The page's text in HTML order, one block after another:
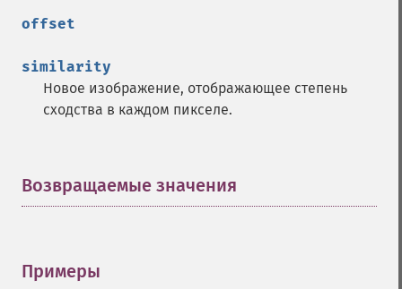
offset
similarity
Новое изображение, отображающее степень
сходства в каждом пикселе.
Возвращаемые значения
Примеры
getImageGamma
getImageGravity
getImageGreenPrimary
getImageHeight
getImageIterations
getImageLength
getImagePage